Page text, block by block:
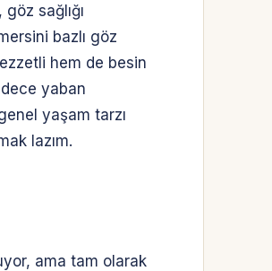
sağlığı
bazlı göz
hem de besin
yaban
yaşam tarzı
lazım.
ama tam olarak